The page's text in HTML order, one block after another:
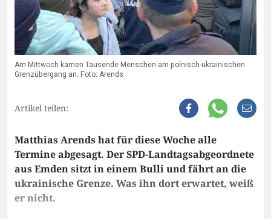
Am Mittwoch kamen Tausende Menschen am polnisch-ukrainischen
Grenzübergang an. Foto: Arends
Artikel teilen:
Matthias Arends hat für diese Woche alle
Termine abgesagt. Der SPD-Landtagsabgeordnete
aus Emden sitzt in einem Bulli und fährt an die
ukrainische Grenze. Was ihn dort erwartet, weiß
er nicht.